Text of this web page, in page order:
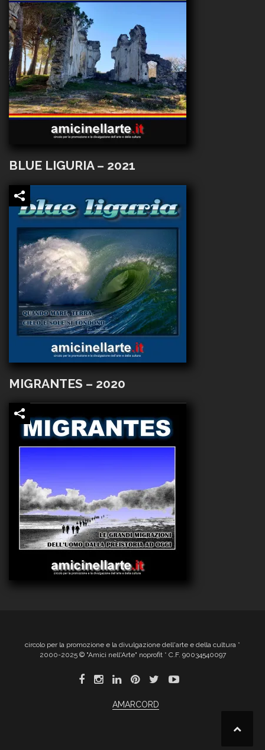
BLUE LIGURIA – 2021
MIGRANTES – 2020
circolo per la promozione e la divulgazione dell'arte e della cultura *
2000-2025 © "Amici nell'Arte" noprofit * C.F. 90034540097
AMARCORD